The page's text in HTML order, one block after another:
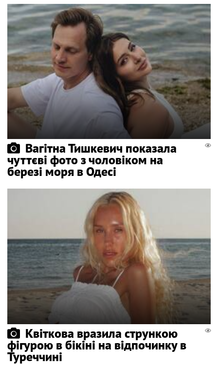
Вагітна Тишкевич показала
чуттєві фото з чоловіком на
березі моря в Одесі
Квіткова вразила стрункою
фігурою в бікіні на відпочинку в
Туреччині